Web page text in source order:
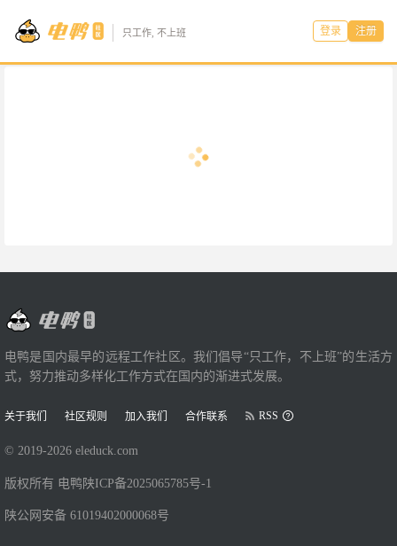
只工作, 不上班 登录 注册
电鸭是国内最早的远程工作社区。我们倡导“只工作，不上班”的生活方
式，努力推动多样化工作方式在国内的渐进式发展。
关于我们 社区规则 加入我们 合作联系 RSS
© 2019-2026 eleduck.com
版权所有 电鸭 陕ICP备2025065785号-1
陕公网安备 61019402000068号